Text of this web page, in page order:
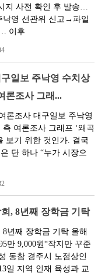
지 사전 확인 후 발송…
낙영 선관위 신고→파일
이후
일보 주낙영 수치상
론조사 그래...
론조사 대구일보 주낙영
여론조사 그래프 ‘왜곡
보기 위한 것인가. 결국
단 하나 “누가 시장으
, 8년째 장학금 기탁
년째 장학금 기탁 올해
만 9,000원“작지만 꾸준
동참 경주시 노점상인
일 지역 인재 육성과 교